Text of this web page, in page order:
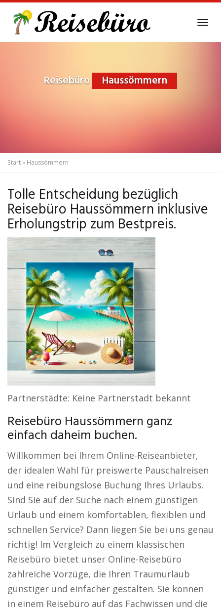
main
Reisebüro Haussömmern
Start» Haussömmern
Tolle Entscheidung bezüglich
Reisebüro Haussömmern inklusive
Erholungstrip zum Bestpreis.
Partnerstädte: Keine Partnerstadt bekannt
Reisebüro Haussömmern ganz
einfach daheim buchen.
Willkommen bei Ihrem Online-Reiseanbieter,
der idealen Wahl für preiswerte Pauschalreisen
und eine reibungslose Buchung Ihres Urlaubs.
Sind Sie auf der Suche nach einem günstigen
Urlaub und einem komfortablen, flexiblen und
schnellen Service? Dann liegen Sie bei uns genau
richtig! Im Vergleich zu einem klassischen
Reisebüro bietet unser Online-Reisebüro
zahlreiche Vorzüge, die Ihren Traumurlaub
günstiger und einfacher gestalten. Sie können
in einem Reisebüro auf das Fachwissen und die